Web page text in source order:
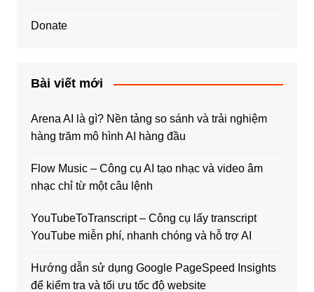
Donate
Bài viết mới
Arena AI là gì? Nền tảng so sánh và trải nghiệm
hàng trăm mô hình AI hàng đầu
Flow Music – Công cụ AI tạo nhạc và video âm
nhạc chỉ từ một câu lệnh
YouTubeToTranscript – Công cụ lấy transcript
YouTube miễn phí, nhanh chóng và hỗ trợ AI
Hướng dẫn sử dụng Google PageSpeed Insights
để kiểm tra và tối ưu tốc độ website